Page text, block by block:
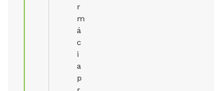
r
m
á
c
i
a
p